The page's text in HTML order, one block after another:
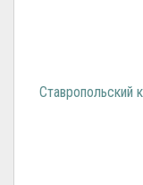
Ставропольский